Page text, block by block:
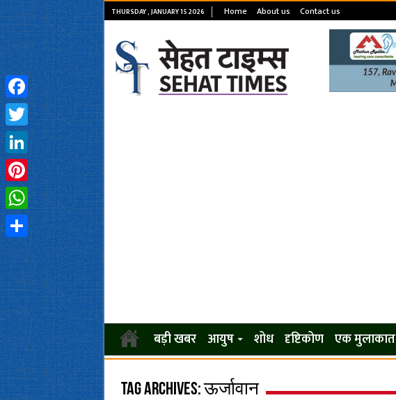
THURSDAY , JANUARY 15 2026 Home About us Contact us
बड़ी खबर आयुष शोध दृष्टिकोण एक मुलाकात
Tag Archives:ऊर्जावान
Facebook
Twitter
LinkedIn
Pinterest
WhatsApp
Share